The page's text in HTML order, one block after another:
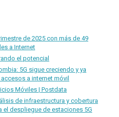
de 2025 con más de 49
a Internet
el potencial
5G sigue creciendo y ya
a internet móvil
Móviles | Postdata
de infraestructura y cobertura
el despliegue de estaciones 5G